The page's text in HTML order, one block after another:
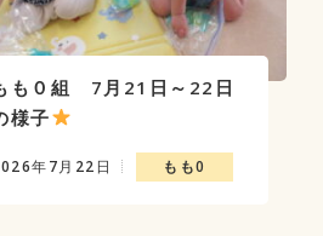
も０組 7月21日～22日
様子
年7月22日 もも0